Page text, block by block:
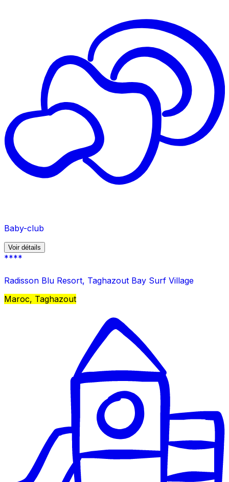
Baby-club
Voir détails
****
Radisson Blu Resort, Taghazout Bay Surf Village
Maroc, Taghazout